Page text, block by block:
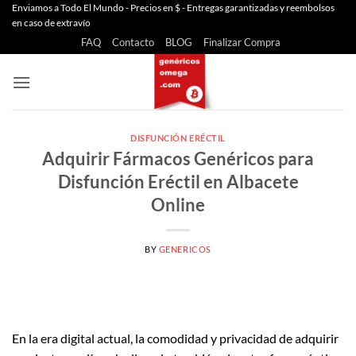
Saltar
Enviamos a Todo El Mundo - Precios en $ - Entregas garantizadas y reembolsos
en caso de extravío
FAQ Contacto BLOG Finalizar Compra
DISFUNCIÓN ERÉCTIL
Adquirir Fármacos Genéricos para
Disfunción Eréctil en Albacete
Online
BY GENERICOS
En la era digital actual, la comodidad y privacidad de adquirir